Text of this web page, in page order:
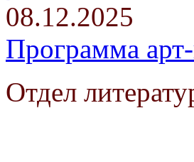
08.12.2025
Программа
Отдел